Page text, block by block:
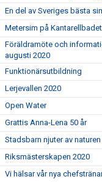
En del av Sveriges bästa
Metersim på
Föräldramöte och
augusti 2020
Funktionärsutbildning
Lerjevallen 2020
Open Water
Grattis Anna-Lena 50 år
Stadsbarn njuter av naturen
Riksmästerskapen 2020
Vi hälsar vår nya